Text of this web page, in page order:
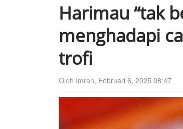
Harimau “tak
menghadapi
trofi
Oleh Imran, Februari 6, 2025 08:47